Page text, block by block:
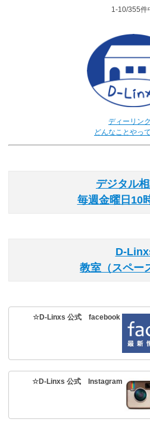
1-10/355件
ディーリン
どんなことやっ
デジタル
毎週金曜日10
D-
教室（スペー
☆D-Linxs 公式 facebook
☆D-Linxs 公式 Instagram